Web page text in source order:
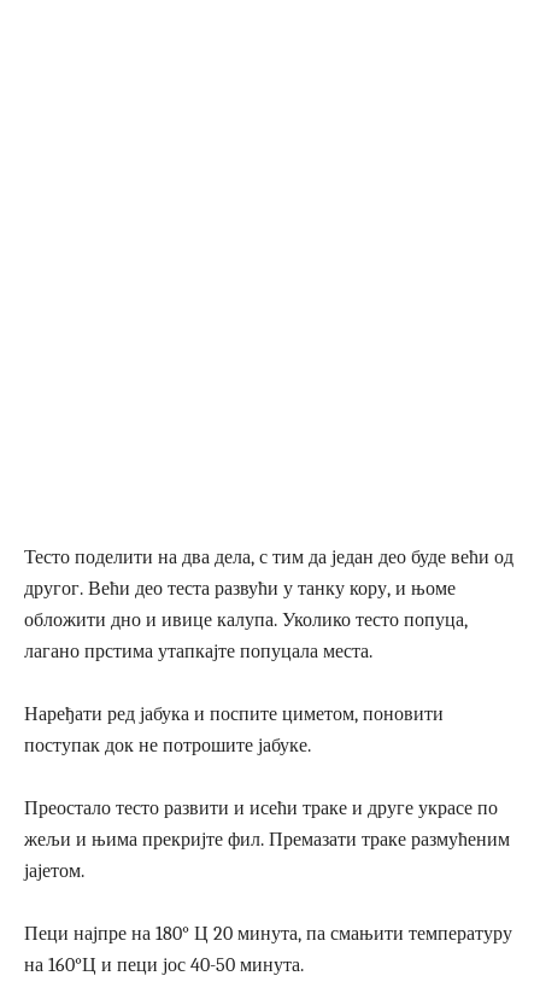
Тесто поделити на два дела, с тим да један део буде већи од
другог. Већи део теста развући у танку кору, и њоме
обложити дно и ивице калупа. Уколико тесто попуца,
лагано прстима утапкајте попуцала места.
Наређати ред јабука и поспите циметом, поновити
поступак док не потрошите јабуке.
Преостало тесто развити и исећи траке и друге украсе по
жељи и њима прекријте фил. Премазати траке размућеним
јајетом.
Пеци најпре на 180° Ц 20 минута, па смањити температуру
на 160°Ц и пеци јос 40-50 минута.